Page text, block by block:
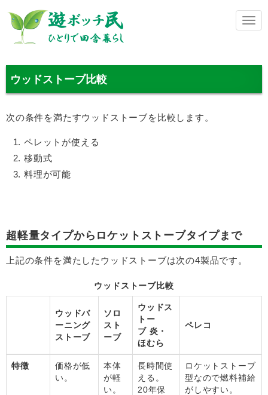
メ
ニ
ウッドストーブ比較
次の条件を満たすウッドストーブを比較します。
ペレットが使える
移動式
料理が可能
超軽量タイプからロケットストーブタイプまで
上記の条件を満たしたウッドストーブは次の4製品です。
ウッドストーブ比較
ウッドバ
ーニング
ストーブ
ソロ
スト
ーブ
ウッドス
トー
ブ 炎・
ほむら
ペレコ
特徴
価格が低
い。
本体
が軽
い。
長時間使
える。
20年保
ロケットストーブ
型なので燃料補給
がしやすい。